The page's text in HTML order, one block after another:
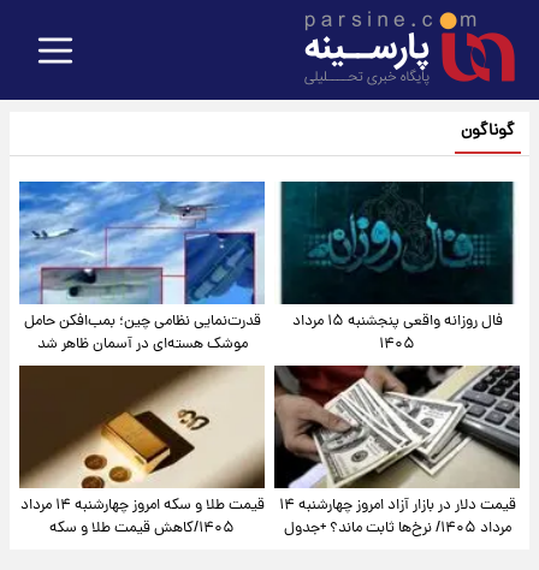
گوناگون
فال روزانه واقعی پنجشنبه ۱۵ مرداد
۱۴۰۵
قدرت‌نمایی نظامی چین؛ بمب‌افکن حامل
موشک هسته‌ای در آسمان ظاهر شد
قیمت دلار در بازار آزاد امروز چهارشنبه ۱۴
مرداد ۱۴۰۵/ نرخ‌ها ثابت ماند؟ +جدول
قیمت طلا و سکه امروز چهارشنبه ۱۴ مرداد
۱۴۰۵/کاهش قیمت طلا و سکه